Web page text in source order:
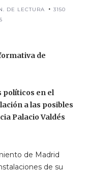
DE LECTURA
3150
de
políticos en el
a las posibles
Palacio Valdés
de Madrid
de su